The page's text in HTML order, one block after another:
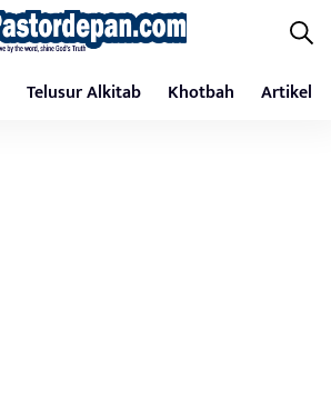
Telusur Alkitab Khotbah Artikel